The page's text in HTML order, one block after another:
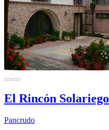
El Rincón Solariego
Pancrudo